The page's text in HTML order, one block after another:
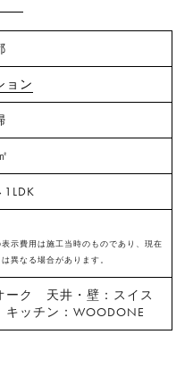
ョン
示費用は施工当時のものであり、現在
異なる場合があります。
ーク 天井・壁：スイス
ッチン：WOODONE